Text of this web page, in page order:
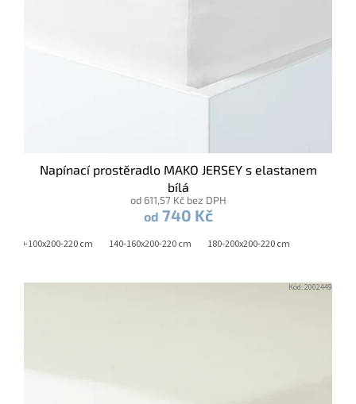
Napínací prostěradlo MAKO JERSEY s elastanem
bílá
od 611,57 Kč bez DPH
od 740 Kč
90-100x200-220 cm 140-160x200-220 cm 180-200x200-220 cm
Kód:2002449